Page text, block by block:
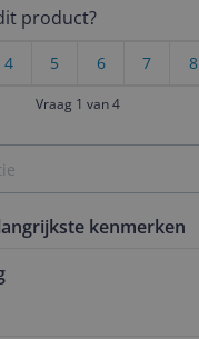
kenmerken
product?
8
7
6
5
4
Vraag 1 van 4